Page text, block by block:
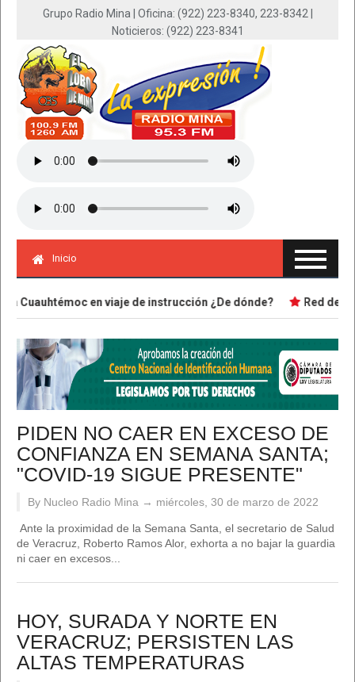
Grupo Radio Mina | Oficina: (922) 223-8340, 223-8342 |
Noticieros: (922) 223-8341
Inicio
en viaje de instrucción ¿De dónde? Red de
PIDEN NO CAER EN EXCESO DE
CONFIANZA EN SEMANA SANTA;
"COVID-19 SIGUE PRESENTE"
By Nucleo Radio Mina → miércoles, 30 de marzo de 2022
Ante la proximidad de la Semana Santa, el secretario de Salud
de Veracruz, Roberto Ramos Alor, exhorta a no bajar la guardia
ni caer en excesos...
HOY, SURADA Y NORTE EN
VERACRUZ; PERSISTEN LAS
ALTAS TEMPERATURAS